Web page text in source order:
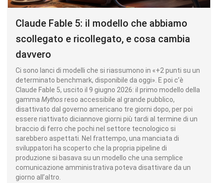
Claude Fable 5: il modello che abbiamo
scollegato e ricollegato, e cosa cambia
davvero
Ci sono lanci di modelli che si riassumono in «+2 punti su un
determinato benchmark, disponibile da oggi». E poi c’è
Claude Fable 5, uscito il 9 giugno 2026: il primo modello della
gamma Mythosreso accessibile al grande pubblico,
disattivato dal governo americano tre giorni dopo, per poi
essere riattivato diciannove giorni più tardi al termine di un
braccio di ferro che pochi nel settore tecnologico si
sarebbero aspettati. Nel frattempo, una manciata di
sviluppatori ha scoperto che la propria pipeline di
produzione si basava su un modello che una semplice
comunicazione amministrativa poteva disattivare da un
giorno all’altro.